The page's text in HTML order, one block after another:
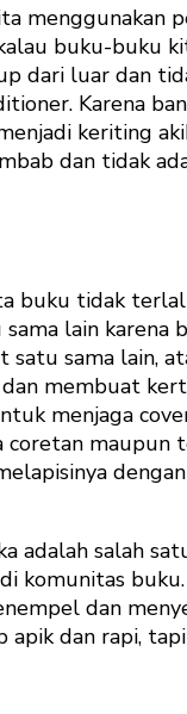
menggunakan
buku-buku
dari luar dan
Karena
keriting
dan tidak
buku tidak
lain karena
satu sama lain,
membuat
menjaga
maupun
adalah salah
komunitas
dan
apik dan rapi,